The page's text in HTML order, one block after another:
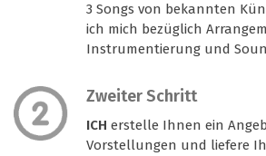
3 Songs von bekannten
ich mich bezüglich
Instrumentierung und
Zweiter Schritt
ICH erstelle Ihnen ein
Vorstellungen und liefere